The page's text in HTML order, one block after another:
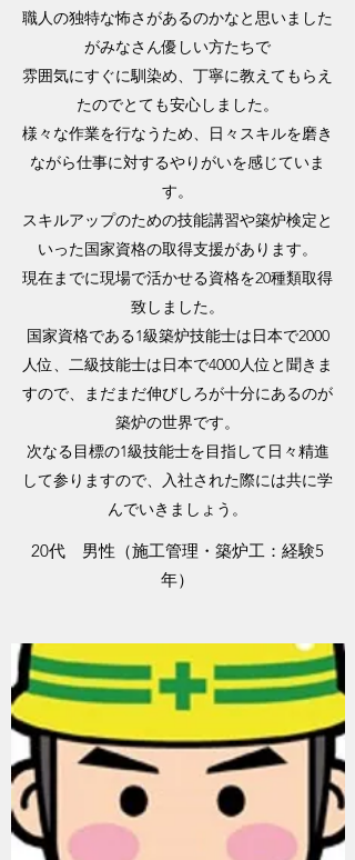
職人の独特な怖さがあるのかなと思いました
がみなさん優しい方たちで
雰囲気にすぐに馴染め、丁寧に教えてもらえ
たのでとても安心しました。
様々な作業を行なうため、日々スキルを磨き
ながら仕事に対するやりがいを感じていま
す。
スキルアップのための技能講習や築炉検定と
いった国家資格の取得支援があります。
現在までに現場で活かせる資格を20種類取得
致しました。
国家資格である1級築炉技能士は日本で2000
人位、二級技能士は日本で4000人位と聞きま
すので、まだまだ伸びしろが十分にあるのが
築炉の世界です。
次なる目標の1級技能士を目指して日々精進
して参りますので、入社された際には共に学
んでいきましょう。
20代 男性（施工管理・築炉工：経験5
年）